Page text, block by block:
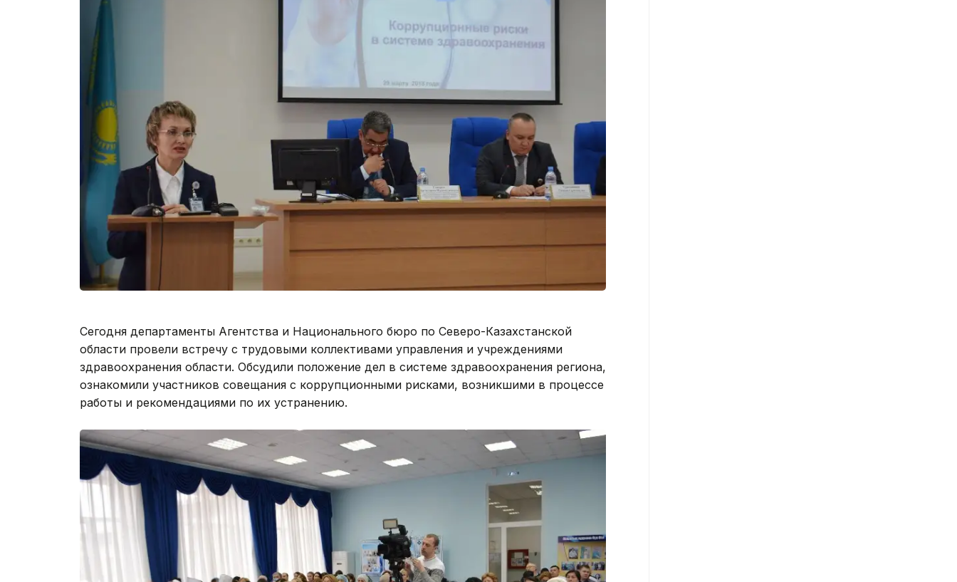
Сегодня департаменты Агентства и Национального бюро по Северо-Казахстанской
области провели встречу с трудовыми коллективами управления и учреждениями
здравоохранения области. Обсудили положение дел в системе здравоохранения региона,
ознакомили участников совещания с коррупционными рисками, возникшими в процессе
работы и рекомендациями по их устранению.